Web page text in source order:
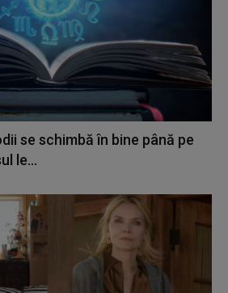
se schimbă în bine până pe
le...